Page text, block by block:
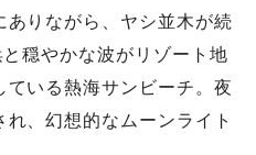
りながら、ヤシ並木が続
穏やかな波がリゾート地
いる熱海サンビーチ。夜
、幻想的なムーンライト